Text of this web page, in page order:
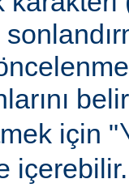
için "
içerebilir.